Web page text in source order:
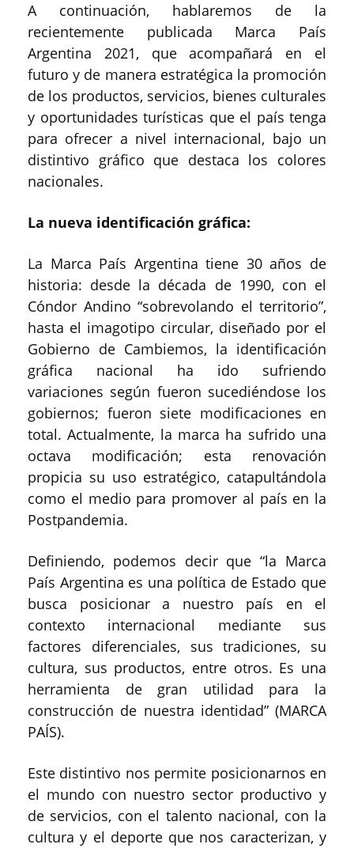
A continuación, hablaremos de la
recientemente publicada Marca País
Argentina 2021, que acompañará en el
futuro y de manera estratégica la promoción
de los productos, servicios, bienes culturales
y oportunidades turísticas que el país tenga
para ofrecer a nivel internacional, bajo un
distintivo gráfico que destaca los colores
nacionales.
La nueva identificación gráfica:
La Marca País Argentina tiene 30 años de
historia: desde la década de 1990, con el
Cóndor Andino “sobrevolando el territorio”,
hasta el imagotipo circular, diseñado por el
Gobierno de Cambiemos, la identificación
gráfica nacional ha ido sufriendo
variaciones según fueron sucediéndose los
gobiernos; fueron siete modificaciones en
total. Actualmente, la marca ha sufrido una
octava modificación; esta renovación
propicia su uso estratégico, catapultándola
como el medio para promover al país en la
Postpandemia.
Definiendo, podemos decir que “la Marca
País Argentina es una política de Estado que
busca posicionar a nuestro país en el
contexto internacional mediante sus
factores diferenciales, sus tradiciones, su
cultura, sus productos, entre otros. Es una
herramienta de gran utilidad para la
construcción de nuestra identidad” (MARCA
PAÍS).
Este distintivo nos permite posicionarnos en
el mundo con nuestro sector productivo y
de servicios, con el talento nacional, con la
cultura y el deporte que nos caracterizan, y